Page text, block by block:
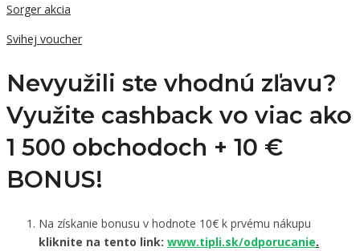
Sorger akcia
Svihej voucher
Nevyužili ste vhodnú zľavu?
Využite cashback vo viac ako
1 500 obchodoch + 10 €
BONUS!
Na získanie bonusu v hodnote 10€ k prvému nákupu
kliknite na tento link: www.tipli.sk/odporucanie.